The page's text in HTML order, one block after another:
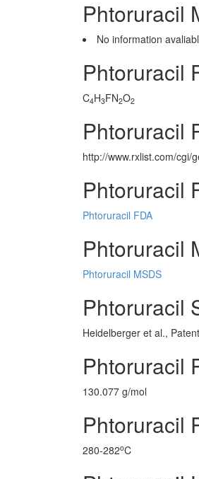
Phtoruracil
No information
Phtoruracil
C4H3FN2O2
Phtoruracil
http://www.rxlist.com/cgi/
Phtoruracil
Phtoruracil FDA
Phtoruracil
Phtoruracil MSDS
Phtoruracil
Heidelberger et al.,
Phtoruracil
130.077 g/mol
Phtoruracil
280-282oC